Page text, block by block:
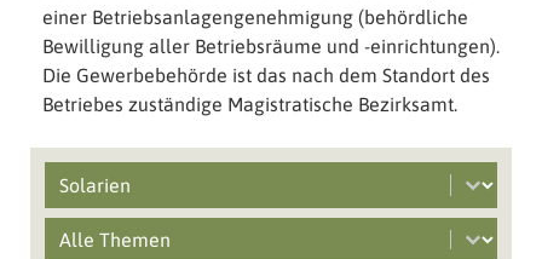
einer Betriebsanlagengenehmigung (behördliche
Bewilligung aller Betriebsräume und -einrichtungen).
Die Gewerbebehörde ist das nach dem Standort des
Betriebes zuständige Magistratische Bezirksamt.
Branchen filter
Mobile Main Grid Filter
Select content